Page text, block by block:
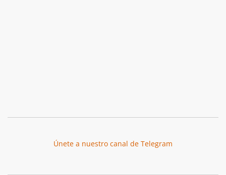
Únete a nuestro canal de Telegram